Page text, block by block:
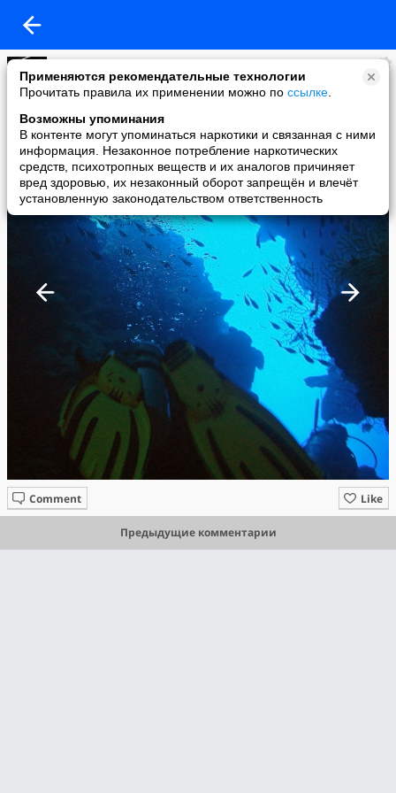
Применяются рекомендательные технологии
Прочитать правила их применении можно по ссылке
Возможны упоминания
В контенте могут упоминаться наркотики и связанная с ними
информация. Незаконное потребление наркотических
средств, психотропных веществ и их аналогов причиняет
вред здоровью, их незаконный оборот запрещён и влечёт
установленную законодательством ответственность
Lena V
added a photo
17 Nov в 19:39
Like
Comment
Предыдущие комментарии